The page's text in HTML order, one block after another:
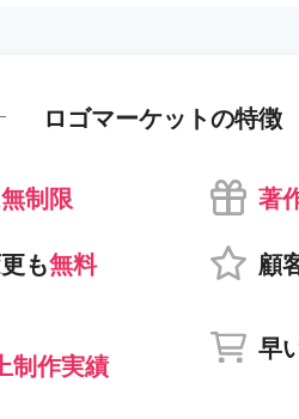
ロゴマーケットの特徴
無制限
著
も無料 顧
制作実績
早